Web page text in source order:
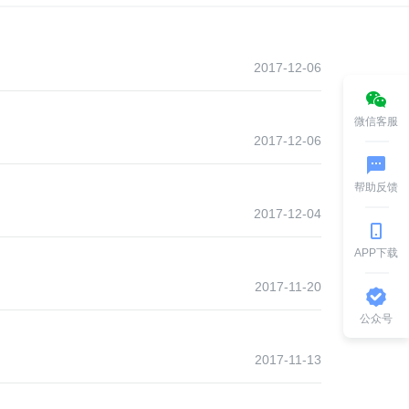
2017-12-06
2017-12-06
2017-12-04
2017-11-20
2017-11-13
微信客服
帮助反馈
APP下载
公众号